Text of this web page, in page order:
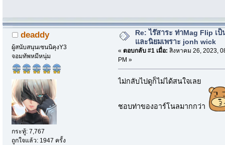
deaddy
ผู้สนับสนุนเซนนิคุงY3
จอมทัพหมีหนุ่ม
กระทู้: 7,767
ถูกใจแล้ว: 1947 ครั้ง
Re: ไร๊สาระ ท่าMag Flip เป็
และนิยมเพราะ jonh wick
« ตอบกลับ #1 เมื่อ: สิงหาคม 26, 2023,
PM »
ไม่กลับไปดูก็ไม่ได้สนใจเลย
ชอบท่าของอาร์โนลมากกว่า